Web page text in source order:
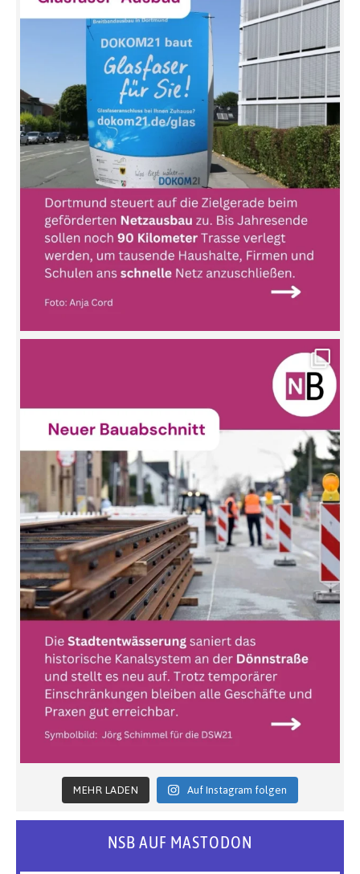
MEHR LADEN Auf Instagram folgen
NSB AUF MASTODON